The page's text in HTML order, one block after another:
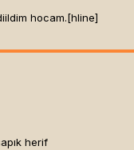
hocam.[hline]
herif